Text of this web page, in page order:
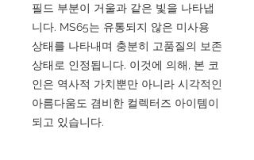
필드 부분이 거울과 같은 빛을 나타냅
니다. MS65는 유통되지 않은 미사용
상태를 나타내며 충분히 고품질의 보존
상태로 인정됩니다. 이것에 의해, 본 코
인은 역사적 가치뿐만 아니라 시각적인
아름다움도 겸비한 컬렉터즈 아이템이
되고 있습니다.